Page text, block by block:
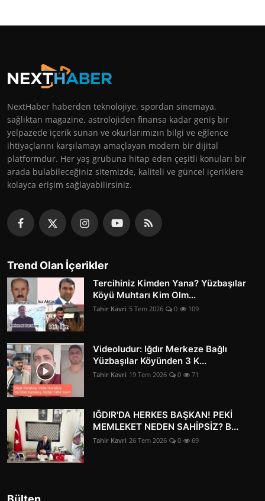
NextHaber haberden teknolojiye, spordan sinemaya,
sağlıktan magazine, astrolojiden finansa kadar geniş bir
yelpazede içerik sunan ve okurlarımızın bilgi ve eğlence
ihtiyaçlarını karşılamayı amaçlayan modern bir dijital
platformdur. Her yaş grubuna hitap eden çeşitli konuları bir
arada bulabileceğiniz sitemizde, kaliteli ve güncel içeriklere
kolayca erişim sağlayabilirsiniz.
Trend Olan İçerikler
Tercihiniz Kimden Yana? Yüzbaşılar
Köyü Muhtarı Kim Olm...
Tahir Kavri 5 Tem 2026 0 109
Videoludur: Iğdır Merkeze Bağlı
Yüzbaşılar Köyünden 3 K...
Tahir Kavri 19 Tem 2026 0 71
IĞDIR'DA HERKES BAŞKAN! PEKİ
MEMLEKET NEDEN SAHİPSİZ? B...
Tahir Kavri 26 Tem 2026 0 69